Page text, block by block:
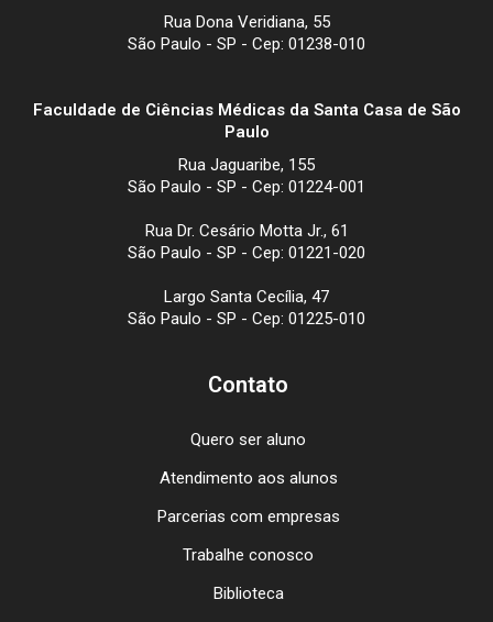
Rua Dona Veridiana, 55
São Paulo - SP - Cep: 01238-010
Faculdade de Ciências Médicas da Santa Casa de São
Paulo
Rua Jaguaribe, 155
São Paulo - SP - Cep: 01224-001
Rua Dr. Cesário Motta Jr., 61
São Paulo - SP - Cep: 01221-020
Largo Santa Cecília, 47
São Paulo - SP - Cep: 01225-010
Contato
Quero ser aluno
Atendimento aos alunos
Parcerias com empresas
Trabalhe conosco
Biblioteca